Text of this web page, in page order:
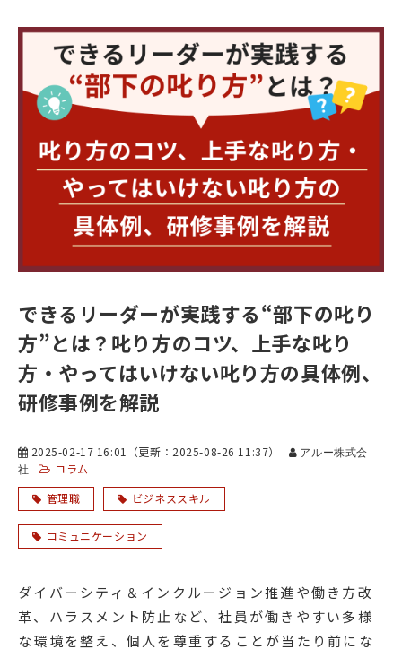
できるリーダーが実践する“部下の叱り
方”とは？叱り方のコツ、上手な叱り
方・やってはいけない叱り方の具体例、
研修事例を解説
2025-02-17 16:01 （更新： 2025-08-26 11:37）
アルー株式会
社
コラム
管理職
ビジネススキル
コミュニケーション
ダイバーシティ＆インクルージョン推進や働き方改
革、ハラスメント防止など、社員が働きやすい多様
な環境を整え、個人を尊重することが当たり前にな